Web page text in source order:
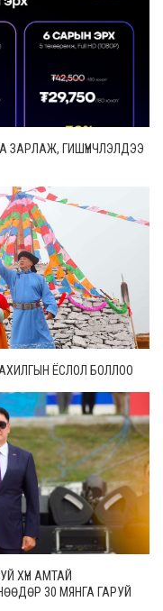
ЗАРЛАЖ, ГИШҮҮНЧЛЭЛДЭЭ
ЁСЛОЛ БОЛЛОО
ХҮН АМТАЙ
30 МЯНГА ГАРУЙ